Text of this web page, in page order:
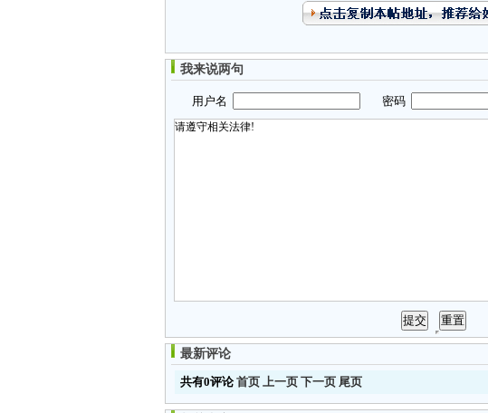
我来说两句
用户名 密码
最新评论
共有0评论首页 上一页 下一页 尾页